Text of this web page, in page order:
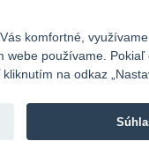
Fio banka
komfortné,
webe používame.
na odkaz